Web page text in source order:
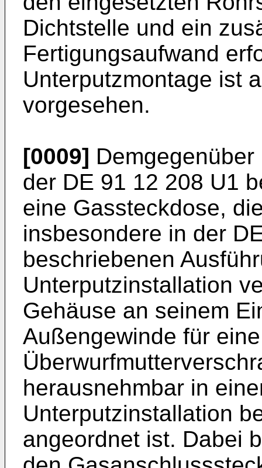
Dichtstelle und ein
Fertigungsaufwand
Unterputzmontage ist
vorgesehen.
[0009]
der DE 91 12 208 U1
eine Gassteckdose,
insbesondere in der
beschriebenen
Unterputzinstallation
Gehäuse an seinem
Außengewinde für eine
herausnehmbar in
Unterputzinstallation
angeordnet ist. Dabei